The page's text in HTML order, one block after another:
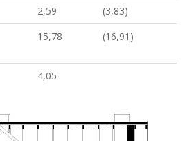
2,59
(3,83)
15,78 (16,91)
4,05